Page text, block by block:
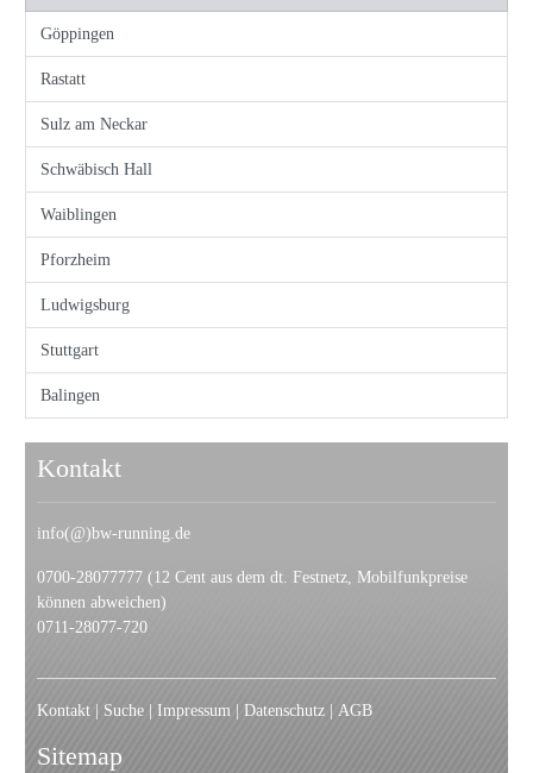
Göppingen
Rastatt
Sulz am Neckar
Schwäbisch Hall
Waiblingen
Pforzheim
Ludwigsburg
Stuttgart
Balingen
Kontakt
info(@)bw-running.de
0700-28077777 (12 Cent aus dem dt. Festnetz, Mobilfunkpreise
können abweichen)
0711-28077-720
Kontakt Suche Impressum Datenschutz AGB
Sitemap